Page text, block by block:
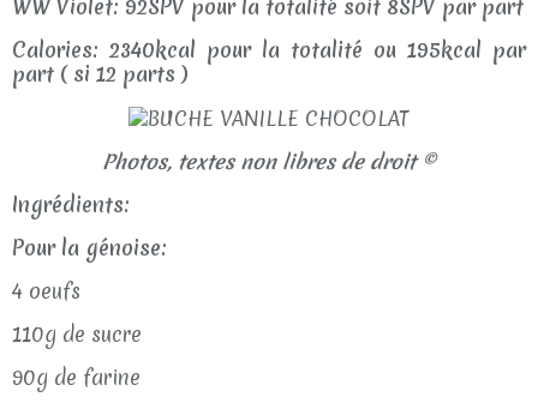
WW Violet: 92SPV pour la totalité soit 8SPV par part
Calories: 2340kcal pour la totalité ou 195kcal par
part ( si 12 parts )
Photos, textes non libres de droit ©
Ingrédients:
Pour la génoise:
4 oeufs
110g de sucre
90g de farine